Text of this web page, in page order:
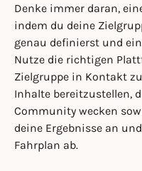
Denke immer daran,
indem du deine
genau definierst und
Nutze die richtigen
Zielgruppe in Kontakt
Inhalte bereitzustellen,
Community wecken
deine Ergebnisse an
Fahrplan ab.